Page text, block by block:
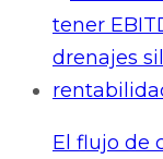
El flujo de